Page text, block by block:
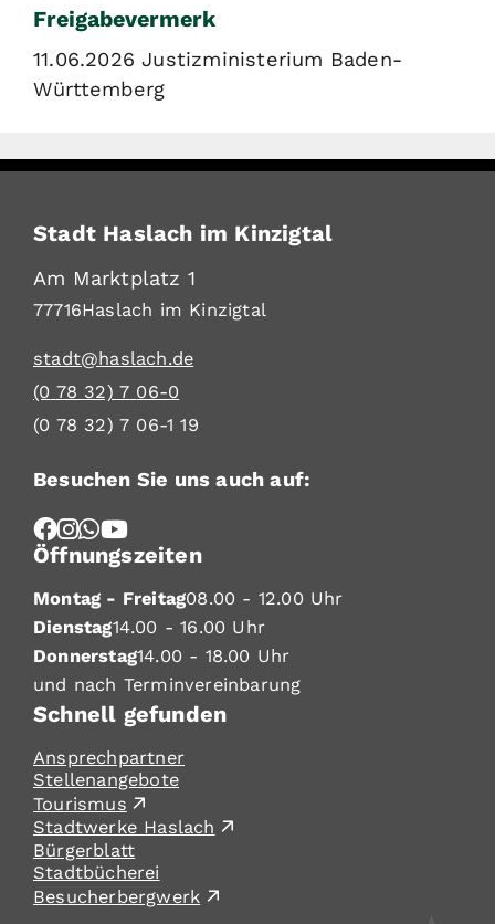
Freigabevermerk
11.06.2026 Justizministerium Baden-
Württemberg
Stadt Haslach im Kinzigtal
Am Marktplatz 1
77716Haslach im Kinzigtal
stadt@haslach.de
(0 78 32) 7 06-0
(0 78 32) 7 06-1 19
Besuchen Sie uns auch auf:
Öffnungszeiten
Montag - Freitag08.00 - 12.00 Uhr
Dienstag14.00 - 16.00 Uhr
Donnerstag14.00 - 18.00 Uhr
und nach Terminvereinbarung
Schnell gefunden
Ansprechpartner
Stellenangebote
Tourismus
Stadtwerke Haslach
Bürgerblatt
Stadtbücherei
Besucherbergwerk